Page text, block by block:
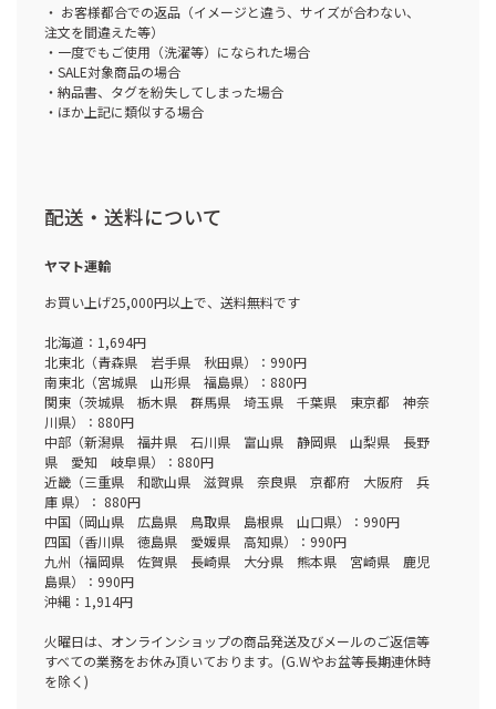
・ お客様都合での返品（イメージと違う、サイズが合わない、
注文を間違えた等）
・一度でもご使用（洗濯等）になられた場合
・SALE対象商品の場合
・納品書、タグを紛失してしまった場合
・ほか上記に類似する場合
配送・送料について
ヤマト運輸
お買い上げ25,000円以上で、送料無料です
北海道：1,694円
北東北（青森県 岩手県 秋田県）：990円
南東北（宮城県 山形県 福島県）：880円
関東（茨城県 栃木県 群馬県 埼玉県 千葉県 東京都 神奈
川県）：880円
中部（新潟県 福井県 石川県 富山県 静岡県 山梨県 長野
県 愛知 岐阜県）：880円
近畿（三重県 和歌山県 滋賀県 奈良県 京都府 大阪府 兵
庫 県）： 880円
中国（岡山県 広島県 鳥取県 島根県 山口県）：990円
四国（香川県 徳島県 愛媛県 高知県）：990円
九州（福岡県 佐賀県 長崎県 大分県 熊本県 宮崎県 鹿児
島県）：990円
沖縄：1,914円
火曜日は、オンラインショップの商品発送及びメールのご返信等
すべての業務をお休み頂いております。(G.Wやお盆等長期連休時
を除く)